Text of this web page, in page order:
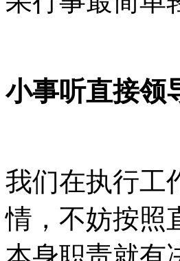
小事听直接领
我们在执行工
情，不妨按照